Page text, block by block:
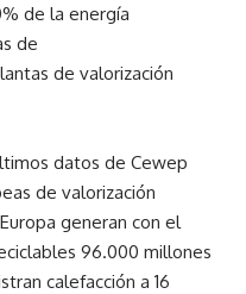
de la energía
de
de valorización
datos de Cewep
de valorización
generan con el
96.000 millones
calefacción a 16